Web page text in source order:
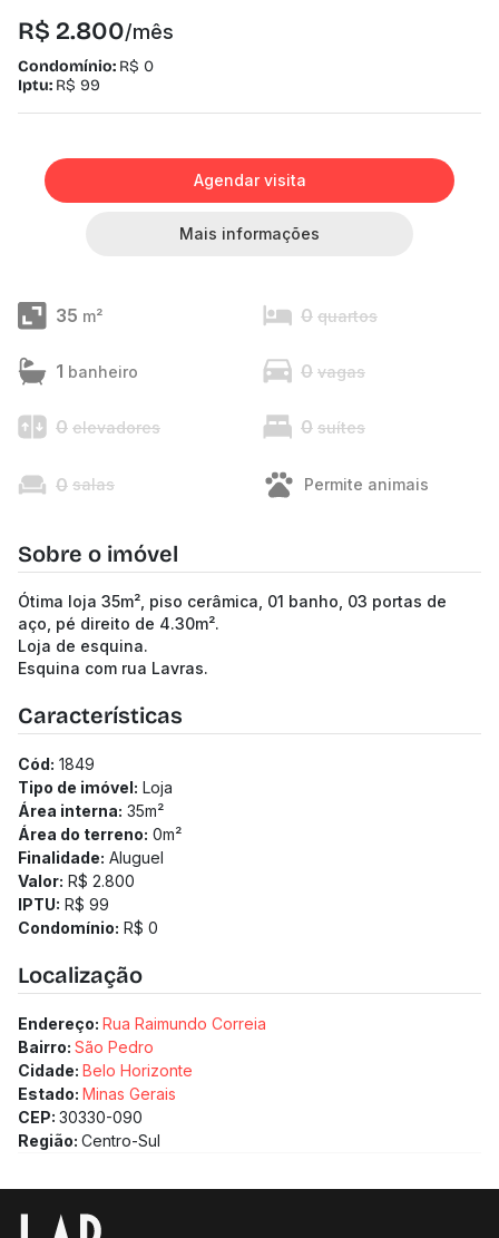
R$ 2.800/mês
Condomínio: R$ 0
Iptu: R$ 99
Agendar visita
Mais informações
35 m² 0 quartos
1 banheiro 0 vagas
0 elevadores 0 suítes
0 salas Permite animais
Sobre o imóvel
Ótima loja 35m², piso cerâmica, 01 banho, 03 portas de
aço, pé direito de 4.30m².
Loja de esquina.
Esquina com rua Lavras.
Características
Cód: 1849
Tipo de imóvel: Loja
Área interna: 35m²
Área do terreno: 0m²
Finalidade: Aluguel
Valor: R$ 2.800
IPTU: R$ 99
Condomínio: R$ 0
Localização
Endereço: Rua Raimundo Correia
Bairro: São Pedro
Cidade: Belo Horizonte
Estado: Minas Gerais
CEP: 30330-090
Região: Centro-Sul